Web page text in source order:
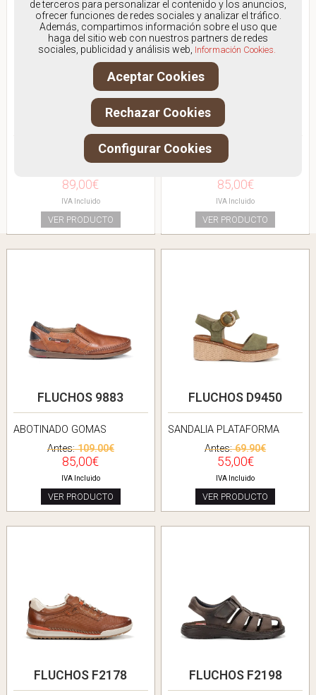
FLUCHOS F2003
SANDALIA CERRADA
89,00€
IVA Incluido
VER PRODUCTO
FLUCHOS 9883
ABOTINADO GOMAS
85,00€
IVA Incluido
VER PRODUCTO
FLUCHOS 9883
ABOTINADO GOMAS
Antes:109.00€
85,00€
IVA Incluido
VER PRODUCTO
FLUCHOS D9450
SANDALIA PLATAFORMA
Antes:69.90€
55,00€
IVA Incluido
VER PRODUCTO
FLUCHOS F2178 FLUCHOS F2198
de terceros para personalizar el contenido y los anuncios,
ofrecer funciones de redes sociales y analizar el tráfico.
Además, compartimos información sobre el uso que
haga del sitio web con nuestros partners de redes
sociales, publicidad y análisis web, Información Cookies.
Aceptar Cookies
Rechazar Cookies
Configurar Cookies